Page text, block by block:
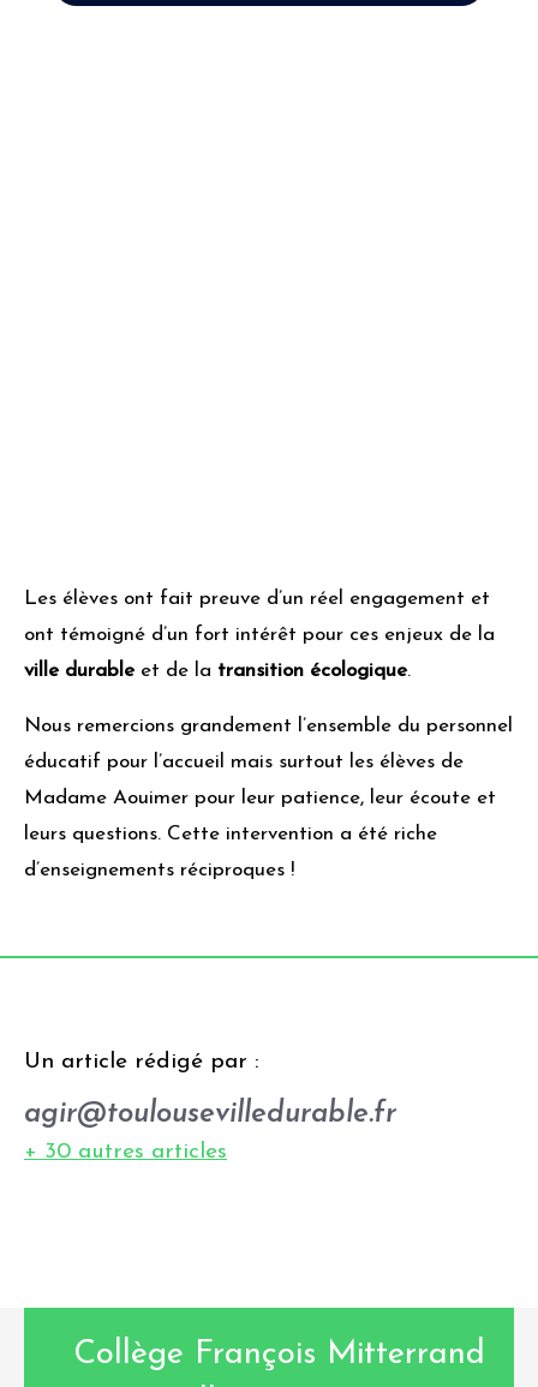
Les élèves ont fait preuve d’un réel engagement et
ont témoigné d’un fort intérêt pour ces enjeux de la
ville durableet de la transition écologique.
Nous remercions grandement l’ensemble du personnel
éducatif pour l’accueil mais surtout les élèves de
Madame Aouimer pour leur patience, leur écoute et
leurs questions. Cette intervention a été riche
d’enseignements réciproques !
Un article rédigé par :
agir@toulousevilledurable.fr
+ 30 autres articles
Collège François Mitterrand